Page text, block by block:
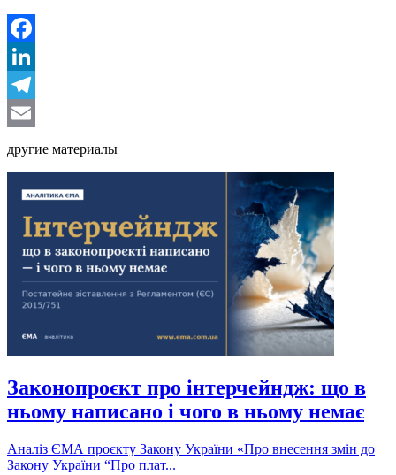
Facebook
LinkedIn
Telegram
другие материалы
Законопроєкт про інтерчейндж: що в
ньому написано і чого в ньому немає
Аналіз ЄМА проєкту Закону України «Про внесення змін до
Закону України “Про плат...